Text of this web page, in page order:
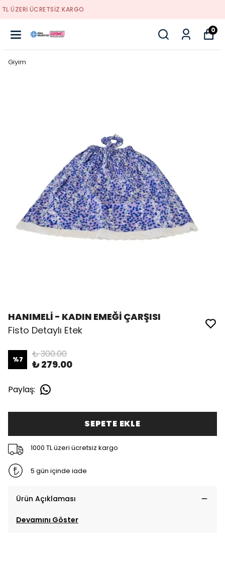
0
Giyim
HANIMELİ - KADIN EMEĞİ ÇARŞISI
Fisto Detaylı Etek
%7 ₺ 300.00
₺ 279.00
Paylaş:
SEPETE EKLE
1000 TL üzeri ücretsiz kargo
5 gün içinde iade
Ürün Açıklaması
Devamını Göster